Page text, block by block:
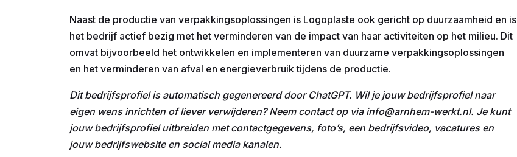
Naast de productie van verpakkingsoplossingen is Logoplaste ook gericht op duurzaamheid en is
het bedrijf actief bezig met het verminderen van de impact van haar activiteiten op het milieu. Dit
omvat bijvoorbeeld het ontwikkelen en implementeren van duurzame verpakkingsoplossingen
en het verminderen van afval en energieverbruik tijdens de productie.
Dit bedrijfsprofiel is automatisch gegenereerd door ChatGPT. Wil je jouw bedrijfsprofiel naar
eigen wens inrichten of liever verwijderen? Neem contact op via info@arnhem-werkt.nl. Je kunt
jouw bedrijfsprofiel uitbreiden met contactgegevens, foto’s, een bedrijfsvideo, vacatures en
jouw bedrijfswebsite en social media kanalen.